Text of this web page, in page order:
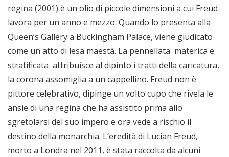
regina (2001) è un olio di piccole dimensioni a cui Freud
lavora per un anno e mezzo. Quando lo presenta alla
Queen’s Gallery a Buckingham Palace, viene giudicato
come un atto di lesa maestà. La pennellata materica e
stratificata attribuisce al dipinto i tratti della caricatura,
la corona assomiglia a un cappellino. Freud non è
pittore celebrativo, dipinge un volto cupo che rivela le
ansie di una regina che ha assistito prima allo
sgretolarsi del suo impero e ora vede a rischio il
destino della monarchia. L’eredità di Lucian Freud,
morto a Londra nel 2011, è stata raccolta da alcuni